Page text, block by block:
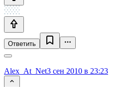
Ответить
Alex_At_Net3 сен 2010 в 23:23